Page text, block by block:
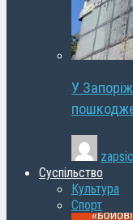
У
Суспільство
Культура
Спорт